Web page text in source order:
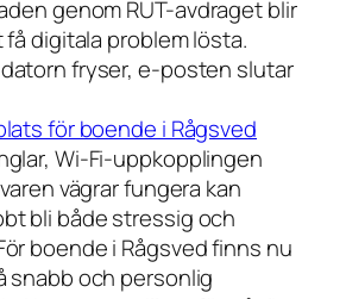
genom RUT-avdraget blir
digitala problem lösta.
datorn fryser, e-posten slutar
för boende i Rågsved
Wi-Fi-uppkopplingen
vägrar fungera kan
bli både stressig och
boende i Rågsved finns nu
snabb och personlig